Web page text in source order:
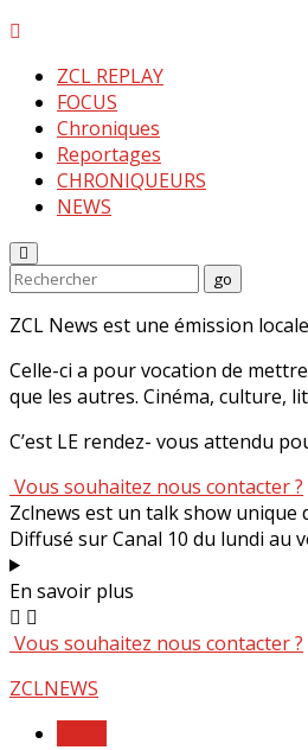
ZCL REPLAY
FOCUS
Chroniques
Reportages
CHRONIQUEURS
NEWS
Enter
Keyword
Search
go
Search
ZCL News est une émission
Celle-ci a pour vocation de
que les autres. Cinéma, culture,
C’est LE rendez- vous attendu
Vous souhaitez nous contacter ?
Zclnews est un talk show unique
Diffusé sur Canal 10 du lundi au
En savoir plus
Vous souhaitez nous contacter ?
Skip
content
ZCLNEWS